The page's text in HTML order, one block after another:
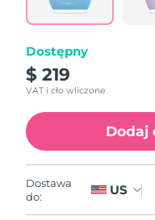
link.
Dostępny
$ 219
VAT i cło wliczone
Dodaj
Dostawa
do:
US